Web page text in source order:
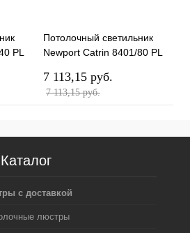
PL
Потолочный светильник
Newport Catrin 8401/80 PL
7 113,15 pуб.
7 113,15 pуб.
Каталог
с доставкой
люстры